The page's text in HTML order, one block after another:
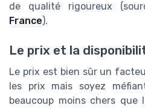
de qualité rigoureux
France).
Le prix et la
Le prix est bien sûr un
les prix mais soyez
beaucoup moins chers que